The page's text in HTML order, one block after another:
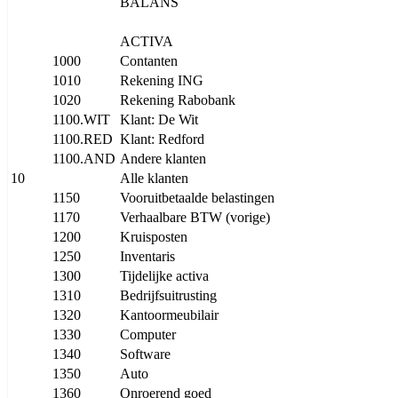
ACTIVA
1000
Contanten
1010
Rekening ING
1020
Rekening Rabobank
1100.WIT
Klant: De Wit
1100.RED Klant: Redford
1100.AND Andere klanten
10
Alle klanten
1150
Vooruitbetaalde belastingen
1170
Verhaalbare BTW (vorige)
1200
Kruisposten
1250
Inventaris
1300
Tijdelijke activa
1310
Bedrijfsuitrusting
1320
Kantoormeubilair
1330
Computer
1340
Software
1350
Auto
1360
Onroerend goed